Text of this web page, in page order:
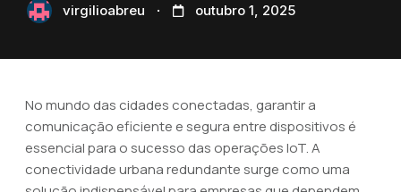
virgilioabreu outubro 1, 2025
No mundo das cidades conectadas, garantir a
comunicação eficiente e segura entre dispositivos é
essencial para o sucesso das operações IoT. A
conectividade urbana redundante surge como uma